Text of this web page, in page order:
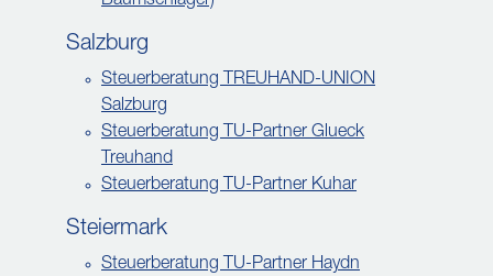
Salzburg
Steuerberatung TREUHAND-UNION
Salzburg
Steuerberatung TU-Partner Glueck
Treuhand
Steuerberatung TU-Partner Kuhar
Steiermark
Steuerberatung TU-Partner Haydn